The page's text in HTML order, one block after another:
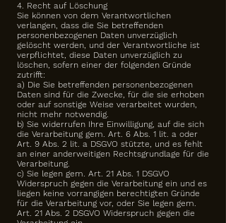
4. Recht auf Löschung
Sie können von dem Verantwortlichen
verlangen, dass die Sie betreffenden
personenbezogenen Daten unverzüglich
gelöscht werden, und der Verantwortliche ist
verpflichtet, diese Daten unverzüglich zu
löschen, sofern einer der folgenden Gründe
zutrifft:
a) Die Sie betreffenden personenbezogenen
Daten sind für die Zwecke, für die sie erhoben
oder auf sonstige Weise verarbeitet wurden,
nicht mehr notwendig.
b) Sie widerrufen Ihre Einwilligung, auf die sich
die Verarbeitung gem. Art. 6 Abs. 1 lit. a oder
Art. 9 Abs. 2 lit. a DSGVO stützte, und es fehlt
an einer anderweitigen Rechtsgrundlage für die
Verarbeitung.
c) Sie legen gem. Art. 21 Abs. 1 DSGVO
Widerspruch gegen die Verarbeitung ein und es
liegen keine vorrangigen berechtigten Gründe
für die Verarbeitung vor, oder Sie legen gem.
Art. 21 Abs. 2 DSGVO Widerspruch gegen die